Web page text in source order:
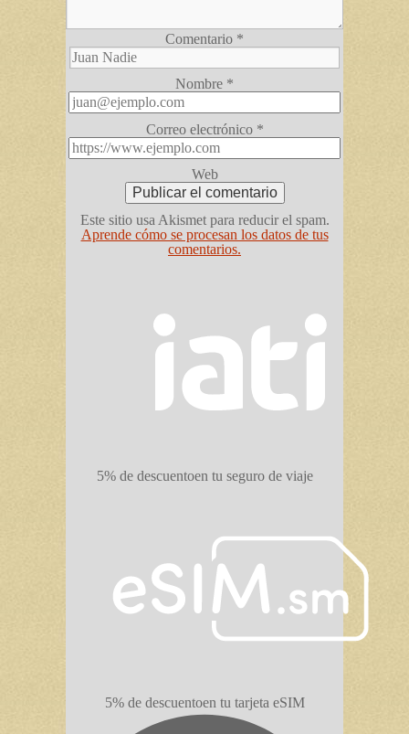
Comentario *
Nombre *
Correo electrónico *
Web
Este sitio usa Akismet para reducir el spam.
Aprende cómo se procesan los datos de tus
comentarios.
5% de descuentoen tu seguro de viaje
5% de descuentoen tu tarjeta eSIM